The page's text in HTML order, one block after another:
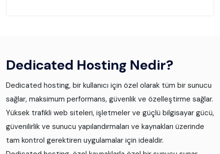
Dedicated Hosting Nedir?
Dedicated hosting, bir kullanıcı için özel olarak tüm bir sunucu
sağlar, maksimum performans, güvenlik ve özelleştirme sağlar.
Yüksek trafikli web siteleri, işletmeler ve güçlü bilgisayar gücü,
güvenilirlik ve sunucu yapılandırmaları ve kaynakları üzerinde
tam kontrol gerektiren uygulamalar için idealdir.